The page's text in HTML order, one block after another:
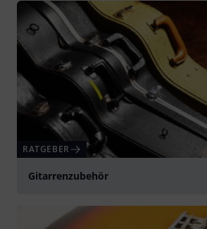
RATGEBER
Gitarrenzubehör